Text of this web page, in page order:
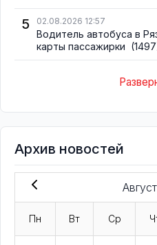
5 02.08.2026 12:57
Водитель автобуса в
карты пассажирки
Архив новостей
Пн Вт Ср